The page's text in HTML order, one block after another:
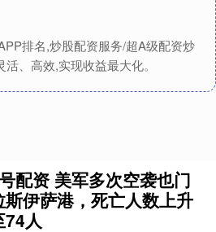
排名,炒股配资服务/超A级配资炒
、高效,实现收益最大化。
配资 美军多次空袭也门
斯伊萨港，死亡人数上升
74人